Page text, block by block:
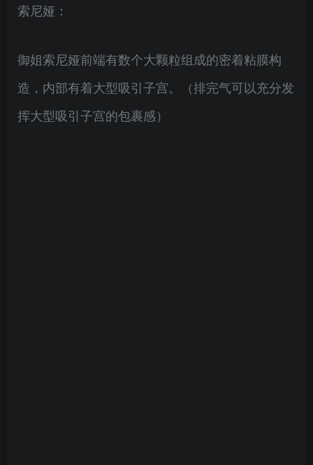
索尼娅：
御姐索尼娅前端有数个大颗粒组成的密着粘膜构
造，内部有着大型吸引子宫。（排完气可以充分发
挥大型吸引子宫的包裹感）